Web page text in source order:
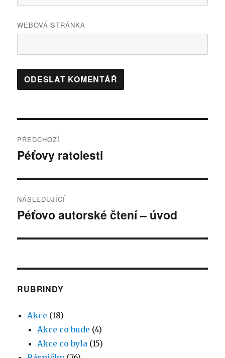
WEBOVÁ STRÁNKA
pro
PŘEDCHOZÍ
Předchozí
Péťovy ratolesti
NÁSLEDUJÍCÍ
Následující
Péťovo autorské čtení – úvod
RUBRINDY
Akce (18)
Akce co bude (4)
Akce co byla (15)